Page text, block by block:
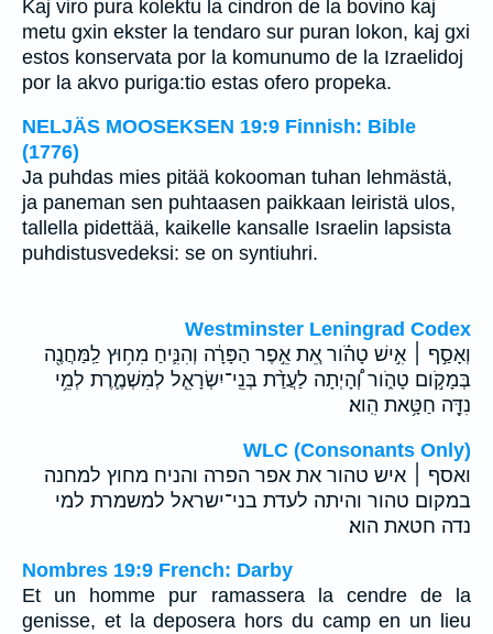
Kaj viro pura kolektu la cindron de la bovino kaj
metu gxin ekster la tendaro sur puran lokon, kaj gxi
estos konservata por la komunumo de la Izraelidoj
por la akvo puriga:tio estas ofero propeka.
NELJÄS MOOSEKSEN 19:9 Finnish: Bible
(1776)
Ja puhdas mies pitää kokooman tuhan lehmästä,
ja paneman sen puhtaasen paikkaan leiristä ulos,
tallella pidettää, kaikelle kansalle Israelin lapsista
puhdistusvedeksi: se on syntiuhri.
Westminster Leningrad Codex
וְאָסַ֣ף ׀ אִ֣ישׁ טָהֹ֗ור אֵ֚ת אֵ֣פֶר הַפָּרָ֔ה וְהִנִּ֛יחַ מִח֥וּץ לַֽמַּחֲנֶ֖ה
בְּמָקֹ֣ום טָהֹ֑ור וְ֠הָיְתָה לַעֲדַ֨ת בְּנֵֽי־יִשְׂרָאֵ֧ל לְמִשְׁמֶ֛רֶת לְמֵ֥י
נִדָּ֖ה חַטָּ֥את הִֽוא׃
WLC (Consonants Only)
ואסף ׀ איש טהור את אפר הפרה והניח מחוץ למחנה
במקום טהור והיתה לעדת בני־ישראל למשמרת למי
נדה חטאת הוא׃
Nombres 19:9 French: Darby
Et un homme pur ramassera la cendre de la
genisse, et la deposera hors du camp en un lieu